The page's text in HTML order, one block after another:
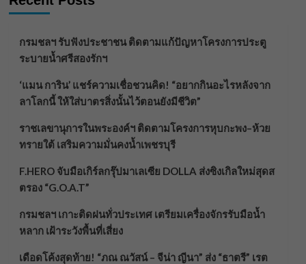
กรมชลฯ รับฟังประชาชน ติดตามแก้ปัญหาโครงการประตู
ระบายน้ำศรีสองรักฯ
‘แมน การิน’ แชร์ความเชื่อชวนคิด! “อยากกินอะไรหลังจาก
ลาโลกนี้ ให้ใส่บาตรสิ่งนั้นไว้ตอนยังมีชีวิต”
ราชเลขานุการในพระองค์ฯ ติดตามโครงการหุบกะพง–ห้วย
ทรายใต้ เสริมความมั่นคงน้ำเพชรบุรี
F.HERO จับมือเกิร์ลกรุ๊ปมาเลเซีย DOLLA ส่งซิงเกิลใหม่สุดส
ตรอง “G.O.A.T”
กรมชลฯ เกาะติดฝนทั่วประเทศ เตรียมเครื่องจักรรับมือน้ำ
หลาก เฝ้าระวังพื้นที่เสี่ยง
เดือดโค้งสุดท้าย! “ภณ ณวัสน์ – จีน่า ญีนา” ส่ง “ธาตรี” เรต